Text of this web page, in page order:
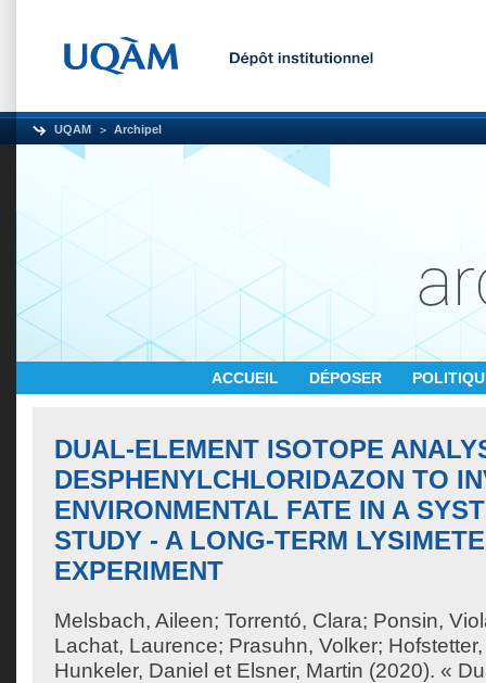
UQAM Archipel
ACCUEIL DÉPOSER
DUAL-ELEMENT ISOTOPE
DESPHENYLCHLORIDAZON TO
ENVIRONMENTAL FATE IN A
STUDY - A LONG-TERM
EXPERIMENT
Melsbach, Aileen; Torrentó, Clara; Ponsin,
Lachat, Laurence; Prasuhn, Volker;
Hunkeler, Daniel et Elsner, Martin (2020). «